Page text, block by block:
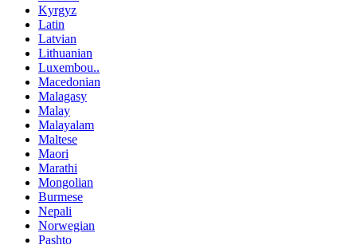
Kyrgyz
Latin
Latvian
Lithuanian
Luxembou..
Macedonian
Malagasy
Malay
Malayalam
Maltese
Maori
Marathi
Mongolian
Burmese
Nepali
Norwegian
Pashto